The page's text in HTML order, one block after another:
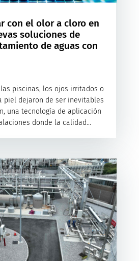
con el olor a cloro en
soluciones de
de aguas con
piscinas, los ojos irritados o
piel dejaron de ser inevitables
una tecnología de aplicación
donde la calidad...